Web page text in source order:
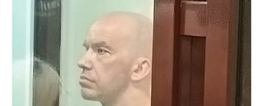
ВОДНЫЕ ВИДЫ СПОРТА
ХОККЕЙ С МЯЧОМ
ОБРАЗОВАНИЕ
ПРОИСШЕСТВИЯ